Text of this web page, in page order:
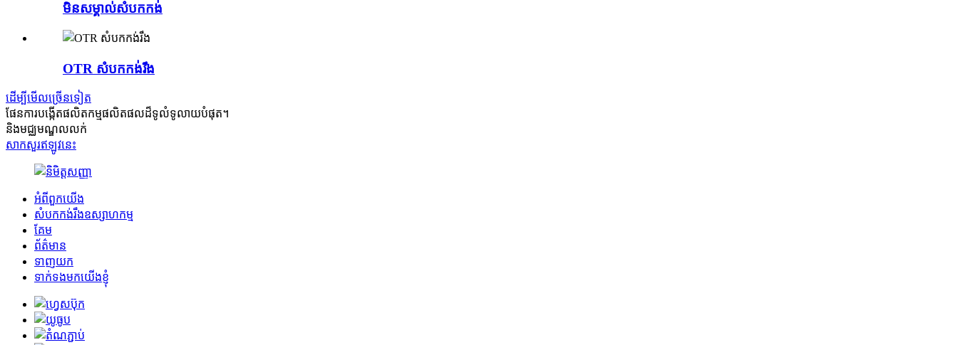
មិនសម្គាល់សំបកកង់
OTR សំបកកង់រឹង
ដើម្បីមើលច្រើនទៀត
ផែនការបង្កើតផលិតកម្មផលិតផលដ៏ទូលំទូលាយបំផុត។
និងមជ្ឈមណ្ឌលលក់
សាកសួរឥឡូវនេះ
អំពីពួកយើង
សំបកកង់រឹងឧស្សាហកម្ម
គែម
ព័ត៌មាន
ទាញយក
ទាក់ទងមកយើងខ្ញុំ